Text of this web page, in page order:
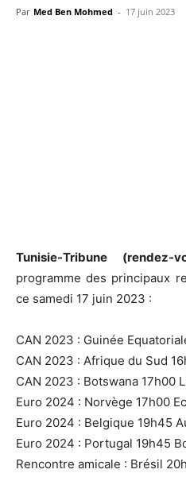
Par Med Ben Mohmed - 17 juin 2023
Tunisie-Tribune (rendez-
programme des principaux
ce samedi 17 juin 2023 :
CAN 2023 : Guinée
CAN 2023 : Afrique du Sud
CAN 2023 : Botswana 17h00
Euro 2024 : Norvège 17h00
Euro 2024 : Belgique 19h45
Euro 2024 : Portugal 19h45
Rencontre amicale : Brésil